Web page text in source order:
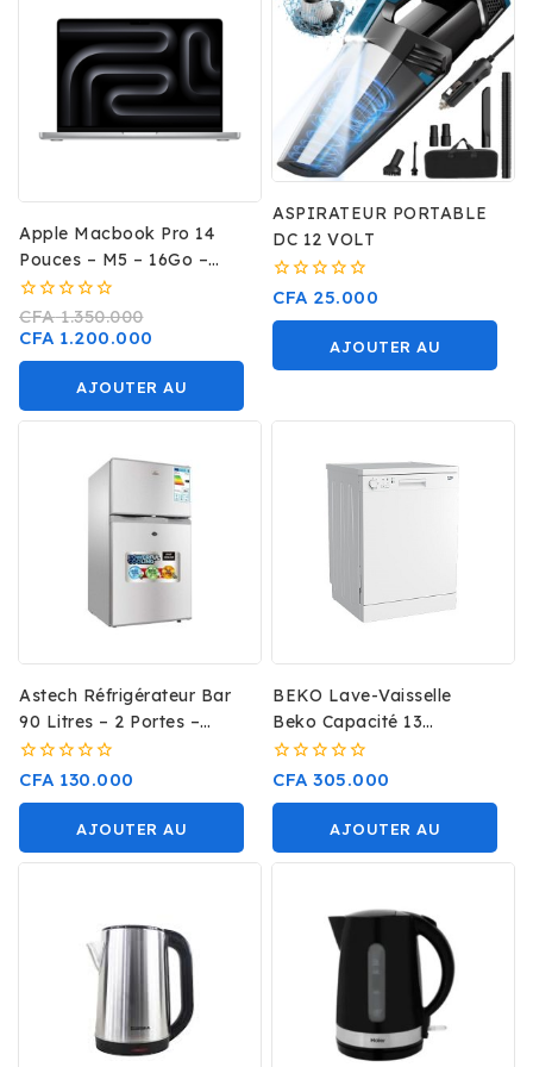
Apple Macbook Pro 14
Pouces – M5 – 16Go –
512Go
0
sur
5
CFA1.350.000
CFA 1.200.000
AJOUTER AU
PANIER
ASPIRATEUR PORTABLE
DC 12 VOLT
0
5
CFA 25.000
AJOUTER AU
Astech Réfrigérateur Bar
90 Litres – 2 Portes –
FP119H- Gris
0
5
CFA 130.000
AJOUTER AU
PANIER
BEKO Lave-Vaisselle
Beko Capacité 13
Couverts A++
0
5
CFA 305.000
AJOUTER AU
PANIER